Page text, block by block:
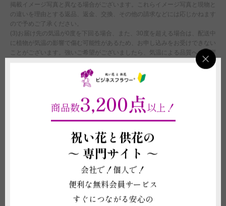
掲載イメージ写真と異なる場合がございます。これらイメージ写真と現物と
の違いを理由とする返品、返金、交換、その他の請求などには応じかねます
ので予めご了承ください。
(3)お届け先の気温が0度を下回る場合、また、30度を超える場合は、配送中
に植物が気温の影響で傷む可能性があるため、お申し込みをお受けできない
ことがございます。強いご希望がございましたら、気温による品質への影響
(4)お花は7～8分咲き程度で出荷をしております。お届け時点で満開でない
ため、つぼみが全て開花するまでに日数が必要となります。
(6)受注制作（オーダー）ですので、お申し込み後の変更、取り消しは承る
ことができません。制作開始後に、万が一お取り消しされた場合にも代金は
お客様の全額負担となります。
配送に関わる重要な注意事項
(1)平日12:00以降、土曜日12:00以降、及び営業時間外または休業日にいた
だいたご注文につきましては、翌営業日をもってご注文を承諾したものとさ
(2)注文フォームでお届け時間帯のご指定いただいたとしても、運送会社の
規定に伴い、確約はできません。あくまでご希望として承りますので、予め
商品数3,200点以上！
祝い花と供花の
～ 専門サイト ～
会社で！個人で！
便利な無料会員サービス
すぐにつながる安心の